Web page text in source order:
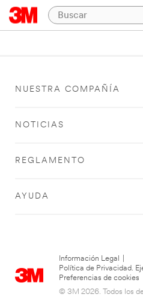
NUESTRA COMPAÑÍA
NOTICIAS
REGLAMENTO
AYUDA
Información Legal
Política de Privacidad.
Preferencias de cookies
© 3M 2026. Todos los